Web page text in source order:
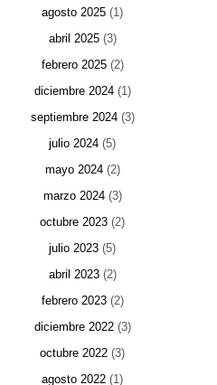
agosto 2025 (1)
abril 2025(3)
febrero 2025(2)
diciembre 2024(1)
septiembre 2024(3)
julio 2024 (5)
mayo 2024(2)
marzo 2024(3)
octubre 2023 (2)
julio 2023 (5)
abril 2023(2)
febrero 2023(2)
diciembre 2022(3)
octubre 2022 (3)
agosto 2022 (1)